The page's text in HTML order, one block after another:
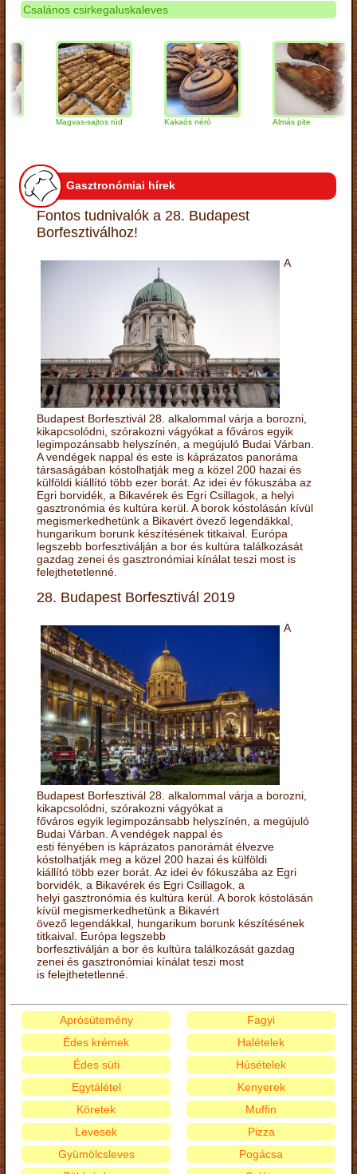
Csalános csirkegaluskaleves
Magvas-sajtos rúd Kakaós néró Almás pite
Gasztronómiai hírek
Fontos tudnivalók a 28. Budapest
Borfesztiválhoz!
A
Budapest Borfesztivál 28. alkalommal várja a borozni,
kikapcsolódni, szórakozni vágyókat a főváros egyik
legimpozánsabb helyszínén, a megújuló Budai Várban.
A vendégek nappal és este is káprázatos panoráma
társaságában kóstolhatják meg a közel 200 hazai és
külföldi kiállító több ezer borát. Az idei év fókuszába az
Egri borvidék, a Bikavérek és Egri Csillagok, a helyi
gasztronómia és kultúra kerül. A borok kóstolásán kívül
megismerkedhetünk a Bikavért övező legendákkal,
hungarikum borunk készítésének titkaival. Európa
legszebb borfesztiválján a bor és kultúra találkozását
gazdag zenei és gasztronómiai kínálat teszi most is
felejthetetlenné.
28. Budapest Borfesztivál 2019
A
Budapest Borfesztivál 28. alkalommal várja a borozni,
kikapcsolódni, szórakozni vágyókat a
főváros egyik legimpozánsabb helyszínén, a megújuló
Budai Várban. A vendégek nappal és
esti fényében is káprázatos panorámát élvezve
kóstolhatják meg a közel 200 hazai és külföldi
kiállító több ezer borát. Az idei év fókuszába az Egri
borvidék, a Bikavérek és Egri Csillagok, a
helyi gasztronómia és kultúra kerül. A borok kóstolásán
kívül megismerkedhetünk a Bikavért
övező legendákkal, hungarikum borunk készítésének
titkaival. Európa legszebb
borfesztiválján a bor és kultúra találkozását gazdag
zenei és gasztronómiai kínálat teszi most
is felejthetetlenné.
Aprósütemény
Édes krémek
Édes süti
Egytálétel
Fagyi
Halételek
Húsételek
Kenyerek
Köretek
Levesek
Gyümölcsleves
Muffin
Pizza
Pogácsa